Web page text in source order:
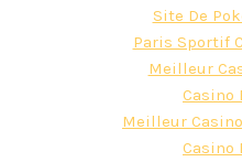
Site De
Paris Sportif
Meilleur
Casino
Meilleur
Casino